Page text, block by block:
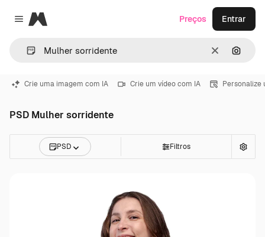
Close menu
Magnific
Limpar
Preços Entrar
Crie uma imagem com IA Crie um vídeo com IA Personalize
PSD Mulher sorridente
PSD Filtros